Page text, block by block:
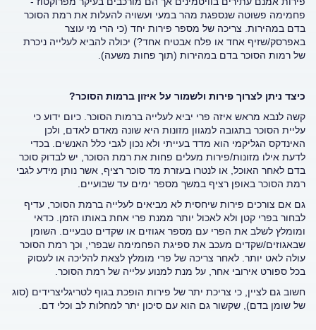
פחמימה פשוטה שנספגת מהר במעי ועשויה להעלות את רמת הסוכר
בדם במהירות. צריכה של מספר פירות יחד (כי הרי מי עוצר
באפרסק/שזיף אחד או פלח אבטיח אחד?) יכולה להביא לעלייה ניכרת
של רמות הסוכר בדם במהירות (תוך פחות משעה).
כיצד ניתן לצרוך פירות ולשמור על איזון ברמות הסוכר?
קשה לנבא מראש איזה פרי יביא לעלייה ברמות הסוכר. כיום ידוע כי
עליית הסוכר בתגובה למגוון מזונות היא שונה מאדם לאדם, ולכן
האינדקס הגליקמי הוא מדד בעייתי ולא נכון לגבי כלל האנשים. בכדי
לדעת אילו מזונות/פירות מעלים פחות את רמת הסוכר, יש לבדוק סוכר
בדם לאחר האוכל, או לנטרו בעזרת מד סוכר רציף, אשר נותן מידע לגבי
רמת הסוכר באופן רציף במשך מספר ימים עד שבועיים.
גם אם צורכים פירות שיחסית לא מביאים לעלייה ברמת הסוכר, עדיף
לבחור בפרי קטן ולא לאכול יותר ממנת פרי אחת באותו הזמן. כדאי
ומומלץ לשלב את הפרי עם מספר אגוזים או שקדים טבעיים. השומן
שבאגוזים/שקדים מעכב את ספיגת הפחמימה שבפרי, וכך רמת הסוכר
עולה לאט יותר. לאחר צריכה של פרי מומלץ לצאת להליכה או לעסוק
בכל ספורט אירובי אחר, על מנת למנוע עלייה של רמת הסוכר.
חשוב גם לציין, כי צריכת יתר של פירות הופכת בגוף לטריגליצרידים (סוג
של שומן בדם), שקשור גם הוא עם סיכון יתר למחלות לב וכלי דם.